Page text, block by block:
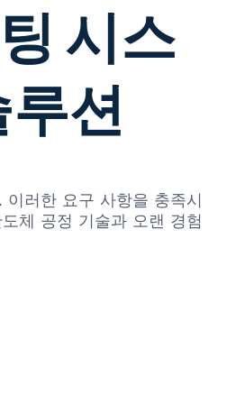
시스
션
러한 요구 사항을 충족시
체 공정 기술과 오랜 경험